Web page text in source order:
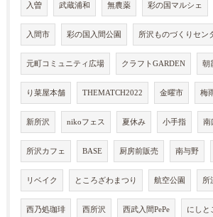
入曽 武蔵浦和 無農薬 彩の国マルシェ
入間市 彩の国入間公園 所沢ものづくりセン
元町コミュニティ広場 クラフトGARDEN 朝
り菜屋本舗 THEMATCH2022 金曜市 梅
新所沢 nikoフェス 夏休み 小手指 南
所沢カフェ BASE 厨房前販売 南与野
リベイク ところざわまつり 航空公園 所
西乃処珈琲 西所沢 西武入間PePe にしと